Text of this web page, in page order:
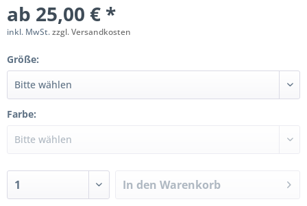
ab 25,00 € *
inkl. MwSt.zzgl. Versandkosten
Größe:
Farbe:
In den Warenkorb